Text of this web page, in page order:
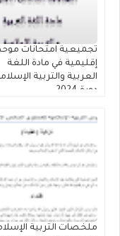
تجميعية امتحانات
إقليمية في مادة اللغة
العربية والتربية
دورة 2024
ملخصات التربية